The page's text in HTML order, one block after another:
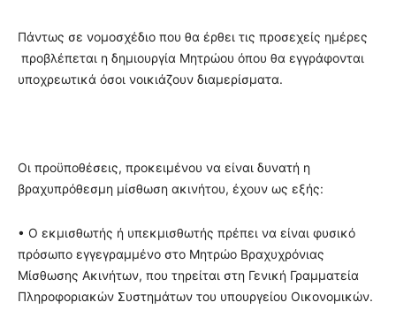
Πάντως σε νομοσχέδιο που θα έρθει τις προσεχείς ημέρες
προβλέπεται η δημιουργία Μητρώου όπου θα εγγράφονται
υποχρεωτικά όσοι νοικιάζουν διαμερίσματα.
Οι προϋποθέσεις, προκειμένου να είναι δυνατή η
βραχυπρόθεσμη μίσθωση ακινήτου, έχουν ως εξής:
• O εκμισθωτής ή υπεκμισθωτής πρέπει να είναι φυσικό
πρόσωπο εγγεγραμμένο στο Μητρώο Βραχυχρόνιας
Μίσθωσης Ακινήτων, που τηρείται στη Γενική Γραμματεία
Πληροφοριακών Συστημάτων του υπουργείου Οικονομικών.